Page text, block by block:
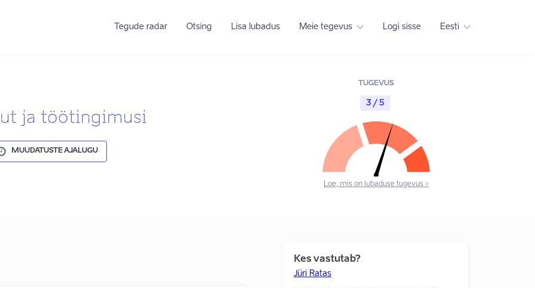
Tegude radar Otsing Lisa lubadus Meie tegevus Logi sisse Eesti
ja töötingimusi
MUUDATUSTE AJALUGU
TUGEVUS
3 / 5
Loe, mis on lubaduse tugevus >
Kes vastutab?
Jüri Ratas